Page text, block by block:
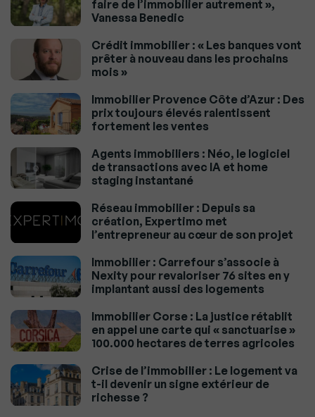
faire de l’immobilier autrement »,
Vanessa Benedic
Crédit immobilier : « Les banques vont
prêter à nouveau dans les prochains
mois »
Immobilier Provence Côte d’Azur : Des
prix toujours élevés ralentissent
fortement les ventes
Agents immobiliers : Néo, le logiciel
de transactions avec IA et home
staging instantané
Réseau immobilier : Depuis sa
création, Expertimo met
l’entrepreneur au cœur de son projet
Immobilier : Carrefour s’associe à
Nexity pour revaloriser 76 sites en y
implantant aussi des logements
Immobilier Corse : La justice rétablit
en appel une carte qui « sanctuarise »
100.000 hectares de terres agricoles
Crise de l’immobilier : Le logement va
t-il devenir un signe extérieur de
richesse ?